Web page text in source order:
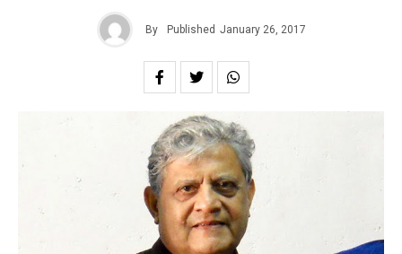
By Published January 26, 2017